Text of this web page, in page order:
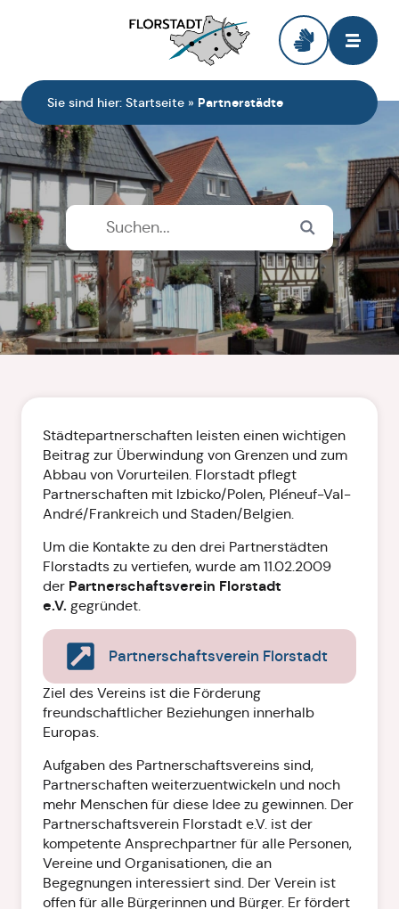
Sie sind hier: Startseite » Partnerstädte
Städtepartnerschaften leisten einen wichtigen
Beitrag zur Überwindung von Grenzen und zum
Abbau von Vorurteilen. Florstadt pflegt
Partnerschaften mit Izbicko/Polen, Pléneuf-Val-
André/Frankreich und Staden/Belgien.
Um die Kontakte zu den drei Partnerstädten
Florstadts zu vertiefen, wurde am 11.02.2009
der Partnerschaftsverein Florstadt
e.V. gegründet.
Partnerschaftsverein Florstadt
Ziel des Vereins ist die Förderung
freundschaftlicher Beziehungen innerhalb
Europas.
Aufgaben des Partnerschaftsvereins sind,
Partnerschaften weiterzuentwickeln und noch
mehr Menschen für diese Idee zu gewinnen. Der
Partnerschaftsverein Florstadt e.V. ist der
kompetente Ansprechpartner für alle Personen,
Vereine und Organisationen, die an
Begegnungen interessiert sind. Der Verein ist
offen für alle Bürgerinnen und Bürger. Er fördert